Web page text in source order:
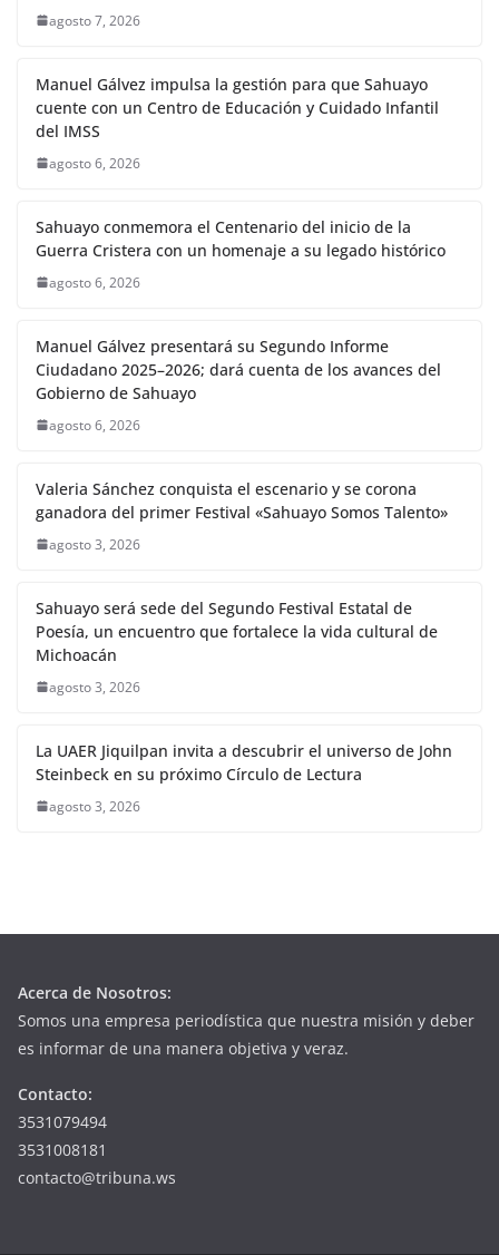
agosto 7, 2026
Manuel Gálvez impulsa la gestión para que Sahuayo
cuente con un Centro de Educación y Cuidado Infantil
del IMSS
agosto 6, 2026
Sahuayo conmemora el Centenario del inicio de la
Guerra Cristera con un homenaje a su legado histórico
agosto 6, 2026
Manuel Gálvez presentará su Segundo Informe
Ciudadano 2025–2026; dará cuenta de los avances del
Gobierno de Sahuayo
agosto 6, 2026
Valeria Sánchez conquista el escenario y se corona
ganadora del primer Festival «Sahuayo Somos Talento»
agosto 3, 2026
Sahuayo será sede del Segundo Festival Estatal de
Poesía, un encuentro que fortalece la vida cultural de
Michoacán
agosto 3, 2026
La UAER Jiquilpan invita a descubrir el universo de John
Steinbeck en su próximo Círculo de Lectura
agosto 3, 2026
Acerca de Nosotros:
Somos una empresa periodística que nuestra misión y deber
es informar de una manera objetiva y veraz.
Contacto:
3531079494
3531008181
contacto@tribuna.ws